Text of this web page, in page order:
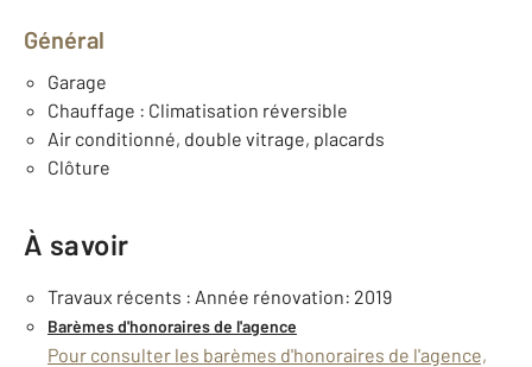
Général
Garage
Chauffage : Climatisation réversible
Air conditionné, double vitrage, placards
Clôture
À savoir
Travaux récents : Année rénovation: 2019
Barèmes d'honoraires de l'agence
Pour consulter les barèmes d'honoraires de l'agence,